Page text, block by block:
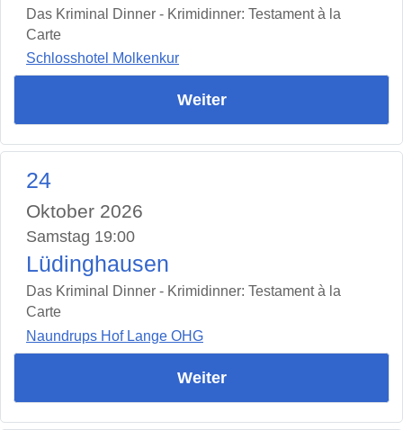
Das Kriminal Dinner - Krimidinner: Testament à la
Carte
Schlosshotel Molkenkur
Weiter
24
Oktober 2026
Samstag 19:00
Lüdinghausen
Das Kriminal Dinner - Krimidinner: Testament à la
Carte
Naundrups Hof Lange OHG
Weiter